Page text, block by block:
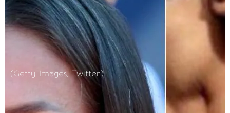
(Getty Images, Twitter)